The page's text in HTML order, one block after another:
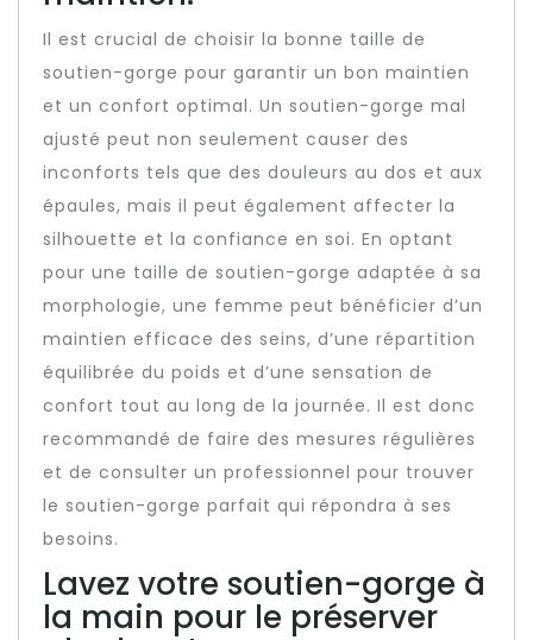
Il est crucial de choisir la bonne taille de
soutien-gorge pour garantir un bon maintien
et un confort optimal. Un soutien-gorge mal
ajusté peut non seulement causer des
inconforts tels que des douleurs au dos et aux
épaules, mais il peut également affecter la
silhouette et la confiance en soi. En optant
pour une taille de soutien-gorge adaptée à sa
morphologie, une femme peut bénéficier d’un
maintien efficace des seins, d’une répartition
équilibrée du poids et d’une sensation de
confort tout au long de la journée. Il est donc
recommandé de faire des mesures régulières
et de consulter un professionnel pour trouver
le soutien-gorge parfait qui répondra à ses
besoins.
Lavez votre soutien-gorge à
la main pour le préserver